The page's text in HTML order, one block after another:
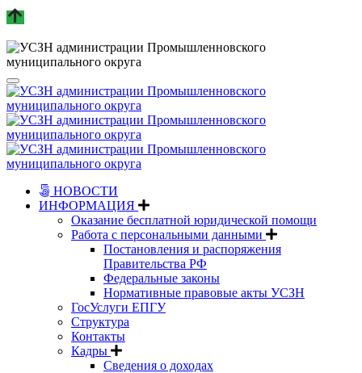
НОВОСТИ
ИНФОРМАЦИЯ
Оказание бесплатной юридической помощи
Работа с персональными данными
Постановления и распоряжения
Правительства РФ
Федеральные законы
Нормативные правовые акты УСЗН
ГосУслуги ЕПГУ
Структура
Контакты
Кадры
Сведения о доходах